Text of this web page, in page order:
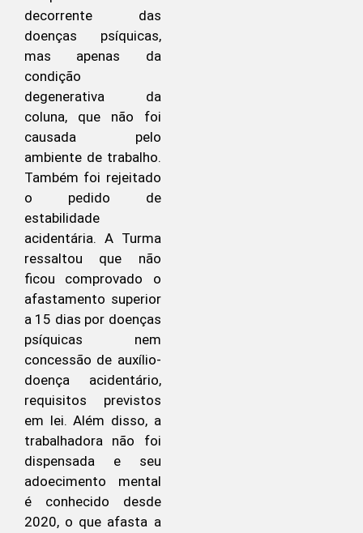
decorrente das
doenças psíquicas,
mas apenas da
condição
degenerativa da
coluna, que não foi
causada pelo
ambiente de trabalho.
Também foi rejeitado
o pedido de
estabilidade
acidentária. A Turma
ressaltou que não
ficou comprovado o
afastamento superior
a 15 dias por doenças
psíquicas nem
concessão de auxílio-
doença acidentário,
requisitos previstos
em lei. Além disso, a
trabalhadora não foi
dispensada e seu
adoecimento mental
é conhecido desde
2020, o que afasta a